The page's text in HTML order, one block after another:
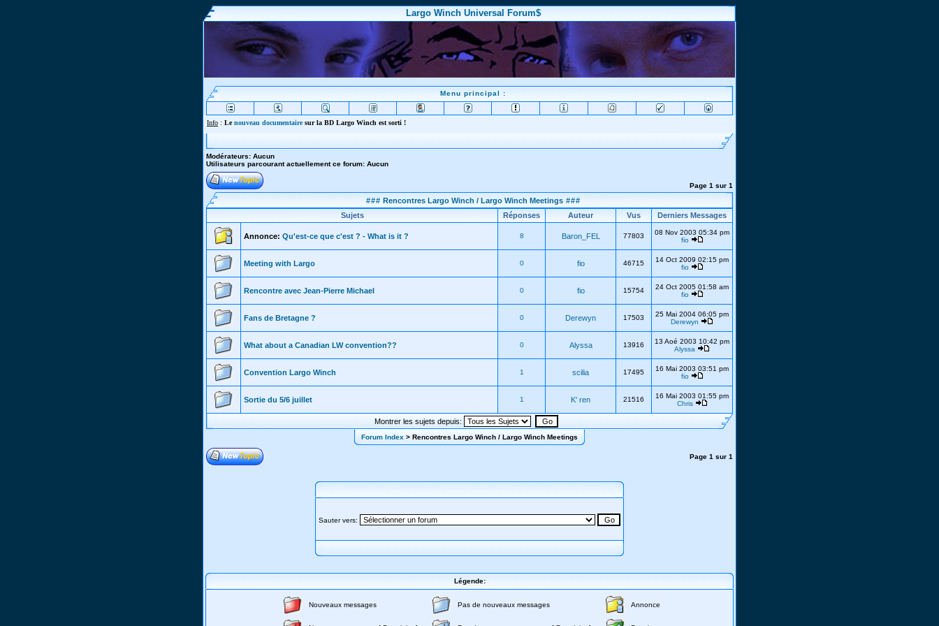
Largo Winch Universal Forum$
Menu principal :
Info : Lenouveau documentairesur la BD Largo Winch est sorti !
Modérateurs: Aucun
Utilisateurs parcourant actuellement ce forum: Aucun
Page 1 sur 1
### Rencontres Largo Winch / Largo Winch Meetings ###
Sujets
Réponses Auteur Vus Derniers Messages
Annonce: Qu'est-ce que c'est ? - What is it ? 8 Baron_FEL 77803
08 Nov 2003 05:34 pm
fio
Meeting with Largo 0 fio 46715
14 Oct 2009 02:15 pm
fio
Rencontre avec Jean-Pierre Michael 0 fio 15754
24 Oct 2005 01:58 am
fio
Fans de Bretagne ? 0 Derewyn 17503
25 Mai 2004 06:05 pm
Derewyn
What about a Canadian LW convention?? 0 Alyssa 13916
13 Aoé 2003 10:42 pm
Alyssa
Convention Largo Winch 1 scilia 17495
16 Mai 2003 03:51 pm
fio
Sortie du 5/6 juillet 1 K' ren 21516
16 Mai 2003 01:55 pm
Chris
Montrer les sujets depuis:
Forum Index > Rencontres Largo Winch / Largo Winch Meetings
Page 1 sur 1
Sauter vers:
Légende:
Nouveaux messages Pas de nouveaux messages Annonce